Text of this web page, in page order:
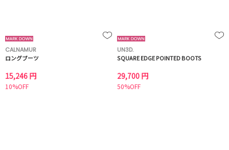
CALNAMUR
ロングブーツ
15,246 円
10%OFF
UN3D.
SQUARE EDGE POINTED BOOTS
29,700 円
50%OFF